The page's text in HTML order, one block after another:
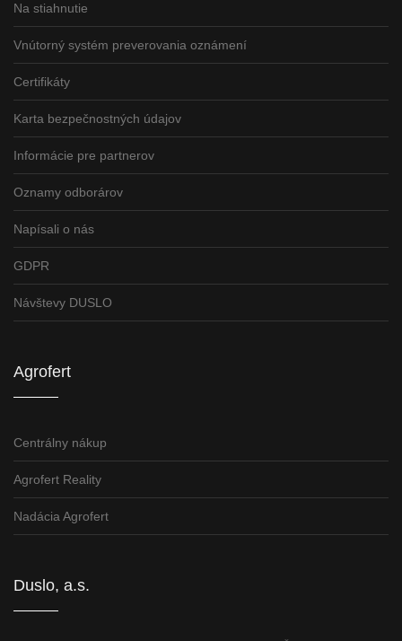
Na stiahnutie
Vnútorný systém preverovania oznámení
Certifikáty
Karta bezpečnostných údajov
Informácie pre partnerov
Oznamy odborárov
Napísali o nás
GDPR
Návštevy DUSLO
Agrofert
Centrálny nákup
Agrofert Reality
Nadácia Agrofert
Duslo, a.s.